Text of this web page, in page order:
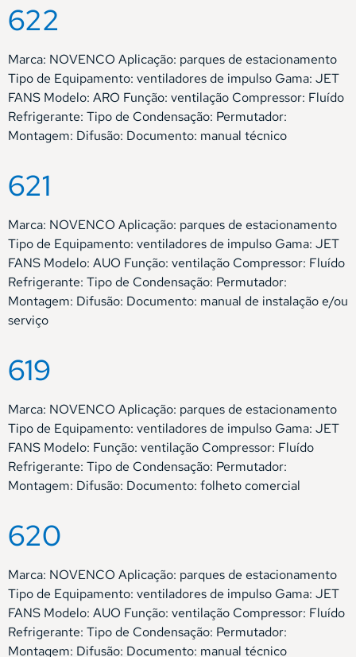
622
Marca: NOVENCO Aplicação: parques de estacionamento
Tipo de Equipamento: ventiladores de impulso Gama: JET
FANS Modelo: ARO Função: ventilação Compressor: Fluído
Refrigerante: Tipo de Condensação: Permutador:
Montagem: Difusão: Documento: manual técnico
621
Marca: NOVENCO Aplicação: parques de estacionamento
Tipo de Equipamento: ventiladores de impulso Gama: JET
FANS Modelo: AUO Função: ventilação Compressor: Fluído
Refrigerante: Tipo de Condensação: Permutador:
Montagem: Difusão: Documento: manual de instalação e/ou
serviço
619
Marca: NOVENCO Aplicação: parques de estacionamento
Tipo de Equipamento: ventiladores de impulso Gama: JET
FANS Modelo: Função: ventilação Compressor: Fluído
Refrigerante: Tipo de Condensação: Permutador:
Montagem: Difusão: Documento: folheto comercial
620
Marca: NOVENCO Aplicação: parques de estacionamento
Tipo de Equipamento: ventiladores de impulso Gama: JET
FANS Modelo: AUO Função: ventilação Compressor: Fluído
Refrigerante: Tipo de Condensação: Permutador:
Montagem: Difusão: Documento: manual técnico